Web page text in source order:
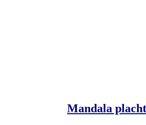
Mandala